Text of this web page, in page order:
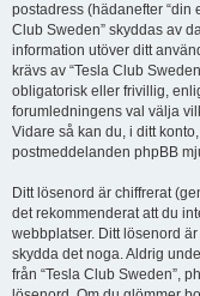
postadress (hädanefter “din
Club Sweden” skyddas av
information utöver ditt
krävs av “Tesla Club
obligatorisk eller frivillig,
forumledningens val välja
Vidare så kan du, i ditt
postmeddelanden phpBB
Ditt lösenord är chiffrerat
det rekommenderat att du
webbplatser. Ditt lösenord
skydda det noga. Aldrig
från “Tesla Club Sweden”,